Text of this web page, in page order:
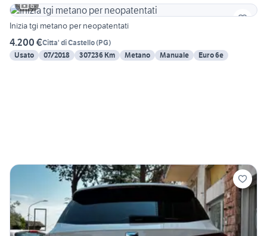
6
Inizia tgi metano per neopatentati
4.200 €Citta' di Castello(PG)
Usato
07/2018 307236 Km Metano Manuale Euro 6e